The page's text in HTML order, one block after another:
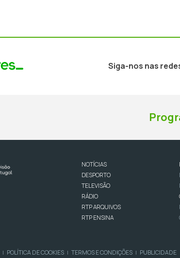
Siga-nos nas
NOTÍCIAS
DESPORTO
TELEVISÃO
RÁDIO
RTP ARQUIVOS
RTP ENSINA
| POLÍTICA DE COOKIES | TERMOS E CONDIÇÕES | PUBLICIDADE